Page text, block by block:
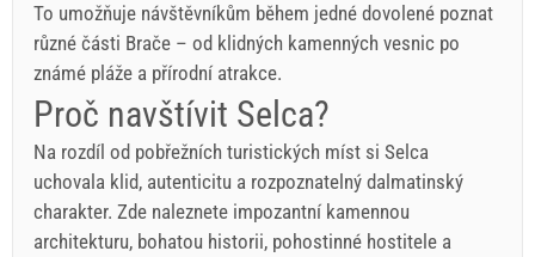
To umožňuje návštěvníkům během jedné dovolené poznat
různé části Brače – od klidných kamenných vesnic po
známé pláže a přírodní atrakce.
Proč navštívit Selca?
Na rozdíl od pobřežních turistických míst si Selca
uchovala klid, autenticitu a rozpoznatelný dalmatinský
charakter. Zde naleznete impozantní kamennou
architekturu, bohatou historii, pohostinné hostitele a